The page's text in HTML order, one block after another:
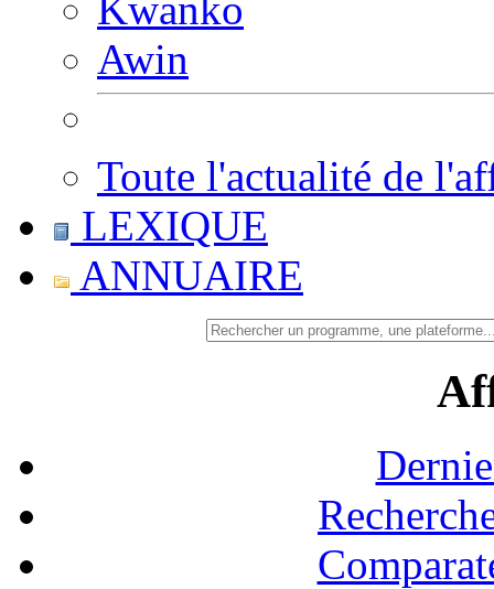
Awin
Toute l'actualité de
LEXIQUE
ANNUAIRE